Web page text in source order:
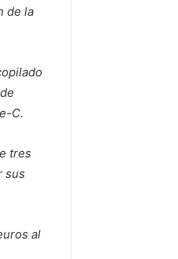
de la
C.
tres
sus
al